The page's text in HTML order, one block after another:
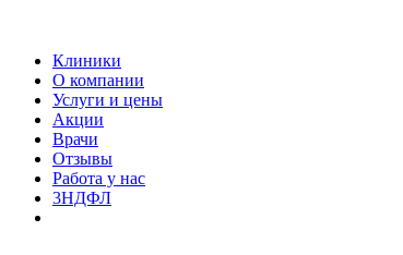
Клиники
О компании
Услуги и цены
Акции
Врачи
Отзывы
Работа у нас
3НДФЛ